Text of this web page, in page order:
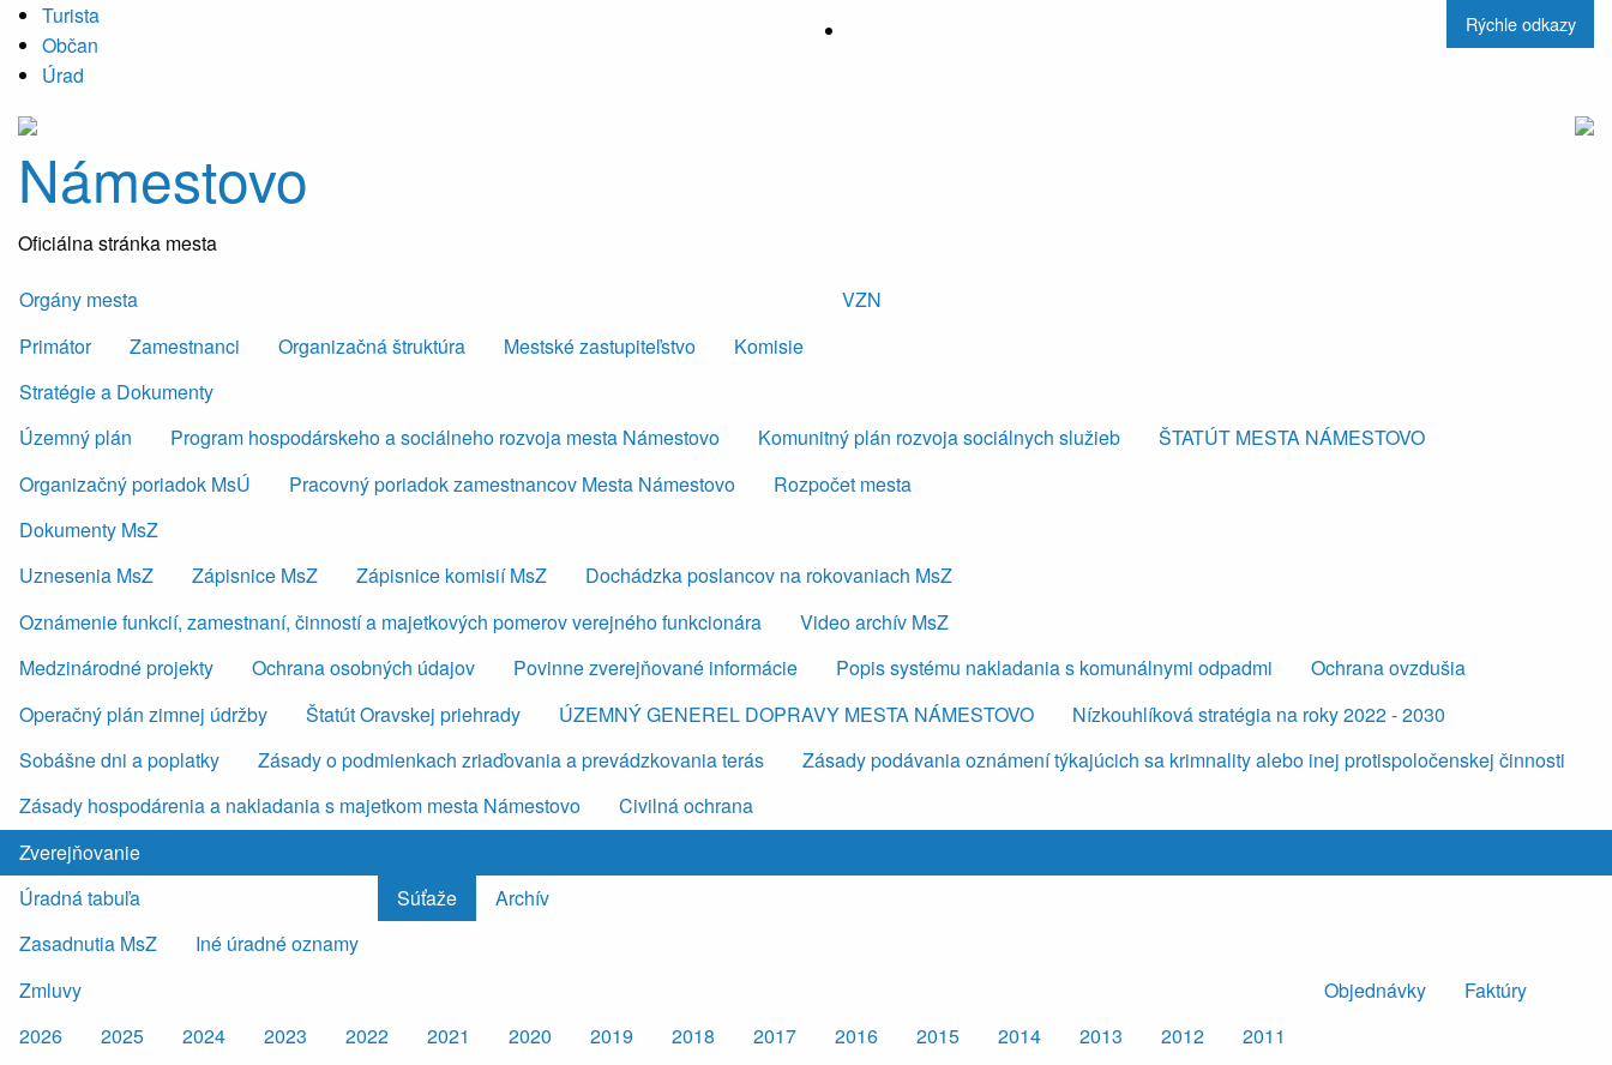
Turista
Občan
Úrad
Rýchle odkazy
Námestovo
Oficiálna stránka mesta
Orgány mesta
Primátor
Zamestnanci Organizačná štruktúra Mestské zastupiteľstvo Komisie
VZN
Stratégie a Dokumenty
Územný plán
Program hospodárskeho a sociálneho rozvoja mesta Námestovo Komunitný plán rozvoja sociálnych služieb
ŠTATÚT MESTA NÁMESTOVO
Organizačný poriadok MsÚ
Pracovný poriadok zamestnancov Mesta Námestovo
Rozpočet mesta
Dokumenty MsZ
Uznesenia MsZ
Zápisnice MsZ Zápisnice komisií MsZ
Dochádzka poslancov na rokovaniach MsZ
Oznámenie funkcií, zamestnaní, činností a majetkových pomerov verejného funkcionára
Video archív MsZ
Medzinárodné projekty
Ochrana osobných údajov Povinne zverejňované informácie Popis systému nakladania s komunálnymi odpadmi
Ochrana ovzdušia
Operačný plán zimnej údržby
Štatút Oravskej priehrady ÚZEMNÝ GENEREL DOPRAVY MESTA NÁMESTOVO
Nízkouhlíková stratégia na roky 2022 - 2030
Sobášne dni a poplatky
Zásady o podmienkach zriaďovania a prevádzkovania terás
Zásady podávania oznámení týkajúcich sa krimnality alebo inej protispoločenskej činnosti
Zásady hospodárenia a nakladania s majetkom mesta Námestovo
Civilná ochrana
Zverejňovanie
Úradná tabuľa
Zasadnutia MsZ
Iné úradné oznamy
Súťaže Archív
Zmluvy
2026
2025 2024 2023 2022 2021 2020 2019 2018 2017 2016 2015 2014 2013 2012 2011
Objednávky Faktúry